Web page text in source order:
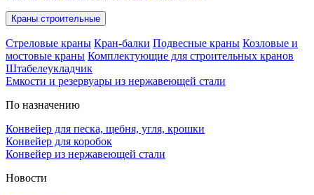
Краны строительные
Стреловые краны Кран-балки Подвесные краны Козловые и
мостовые краны Комплектующие для строительных кранов
Штабелеукладчик
Емкости и резервуары из нержавеющей стали
По назначению
Конвейер для песка, щебня, угля, крошки
Конвейер для коробок
Конвейер из нержавеющей стали
Новости